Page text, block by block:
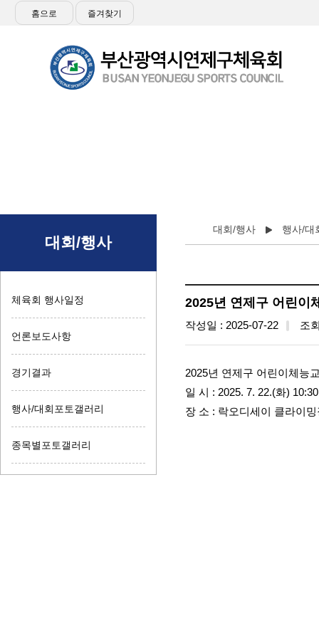
홈으로 즐겨찾기
대회/행사
체육회 행사일정
언론보도사항
경기결과
행사/대회포토갤러리
종목별포토갤러리
대회/행사 행사/대
2025년 연제구 어린이
작성일 : 2025-07-22 조
2025년 연제구 어린이체능
일 시 : 2025. 7. 22.(화) 10:30
장 소 : 락오디세이 클라이밍